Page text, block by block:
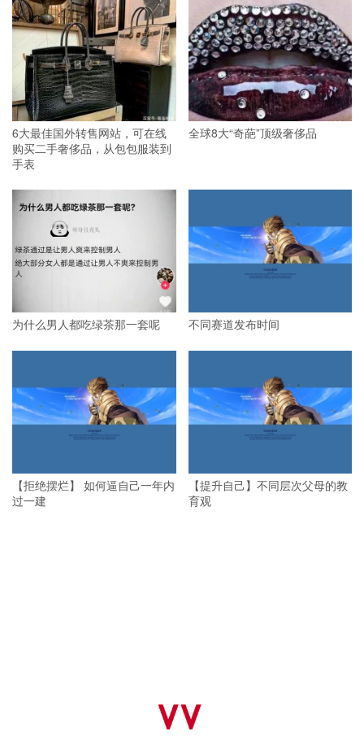
6大最佳国外转售网站，可在线
购买二手奢侈品，从包包服装到
手表
全球8大“奇葩”顶级奢侈品
为什么男人都吃绿茶那一套呢 不同赛道发布时间
【拒绝摆烂】 如何逼自己一年内
过一建
【提升自己】不同层次父母的教
育观